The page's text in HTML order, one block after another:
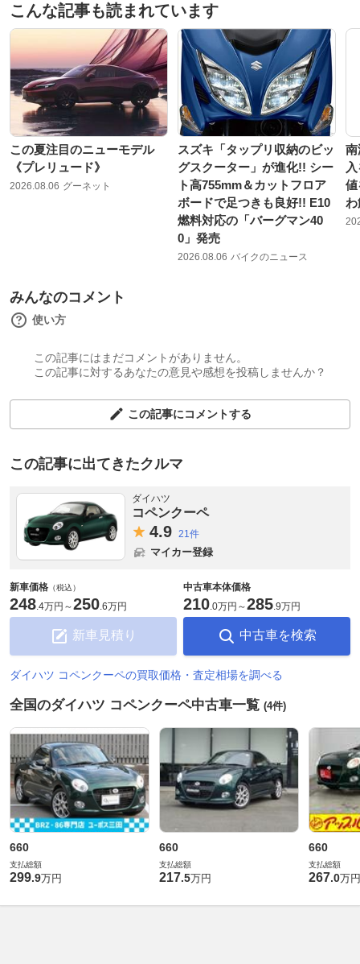
こんな記事も読まれています
この夏注目のニューモデル
《プレリュード》
2026.08.06 グーネット
スズキ「タップリ収納のビッ
グスクーター」が進化!! シー
ト高755mm＆カットフロア
ボードで足つきも良好!! E10
燃料対応の「バーグマン40
0」発売
2026.08.06 バイクのニュース
南
値
わ
みんなのコメント
使い方
この記事にはまだコメントがありません。
この記事に対するあなたの意見や感想を投稿しませんか？
この記事にコメントする
この記事に出てきたクルマ
ダイハツ
コペンクーペ
4.9 21件
マイカー登録
新車価格 （税込）
248.4万円 ～250.6万円
新車見積り
中古車本体価格
210.0万円 ～285.9万円
中古車を検索
ダイハツ コペンクーペの買取価格・査定相場を調べる
全国のダイハツ コペンクーペ中古車一覧 (4件)
660
支払総額
299.9万円
660
支払総額
217.5万円
660
支払総額
267.0万円